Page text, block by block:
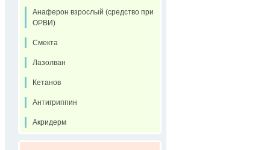
Анаферон взрослый (средство при
ОРВИ)
Смекта
Лазолван
Кетанов
Антигриппин
Акридерм